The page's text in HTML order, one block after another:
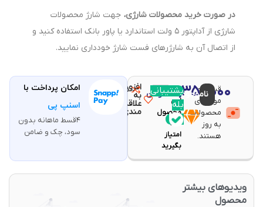
در صورت خرید محصولات شارژی،جهت شارژ محصولات
شارژی از آداپتور ۵ ولت استاندارد یا پاور بانک استفاده کنید و
از اتصال آن به شارژرهای فست شارژ خودداری نمایید.
قیمت و
موجودی
محصولات
به روز
هستند.
۳۱,۳۵۰,۰۰۰تومان ناموجودبا خرید
این
محصول
۶۲۷
امتیاز
بگیرید
پشتیبانی
بله
افزودن
به
علاقه
مندی
مقایسه
امکان پرداخت با
اسنپ پی
۴قسط ماهانه بدون
سود، چک و ضامن
ویدیوهای بیشتر
محصول